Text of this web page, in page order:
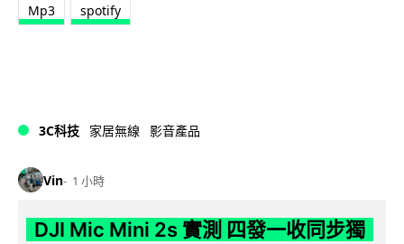
Mp3 spotify
3C科技 家居無線 影音產品
Vin 1 小時
DJI Mic Mini 2s 實測 四發一收同步獨